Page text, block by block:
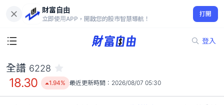
財富自由
立即使用APP，開啟您的股市智慧導航！
打開
登入
18.30
1.94%
全譜 6228
18.30 1.94% 最近更新時間： 2026/08/07 05:30